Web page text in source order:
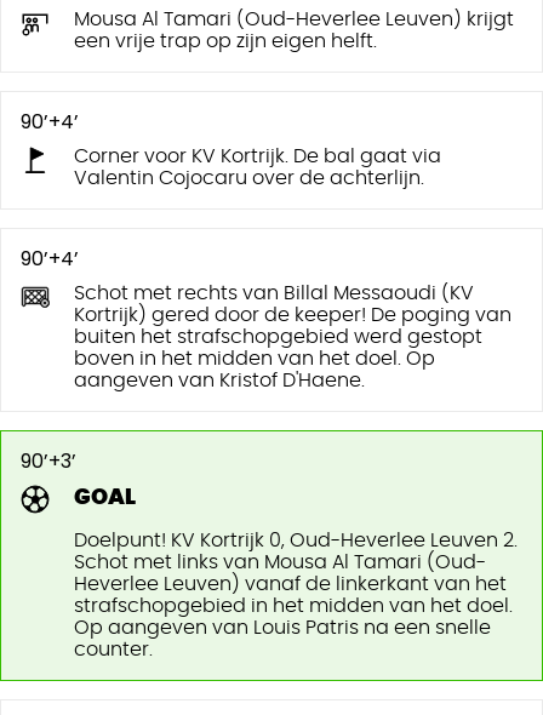
Mousa Al Tamari (Oud-Heverlee Leuven) krijgt
een vrije trap op zijn eigen helft.
90’+4’
Corner voor KV Kortrijk. De bal gaat via
Valentin Cojocaru over de achterlijn.
90’+4’
Schot met rechts van Billal Messaoudi (KV
Kortrijk) gered door de keeper! De poging van
buiten het strafschopgebied werd gestopt
boven in het midden van het doel. Op
aangeven van Kristof D'Haene.
90’+3’
GOAL
Doelpunt! KV Kortrijk 0, Oud-Heverlee Leuven 2.
Schot met links van Mousa Al Tamari (Oud-
Heverlee Leuven) vanaf de linkerkant van het
strafschopgebied in het midden van het doel.
Op aangeven van Louis Patris na een snelle
counter.